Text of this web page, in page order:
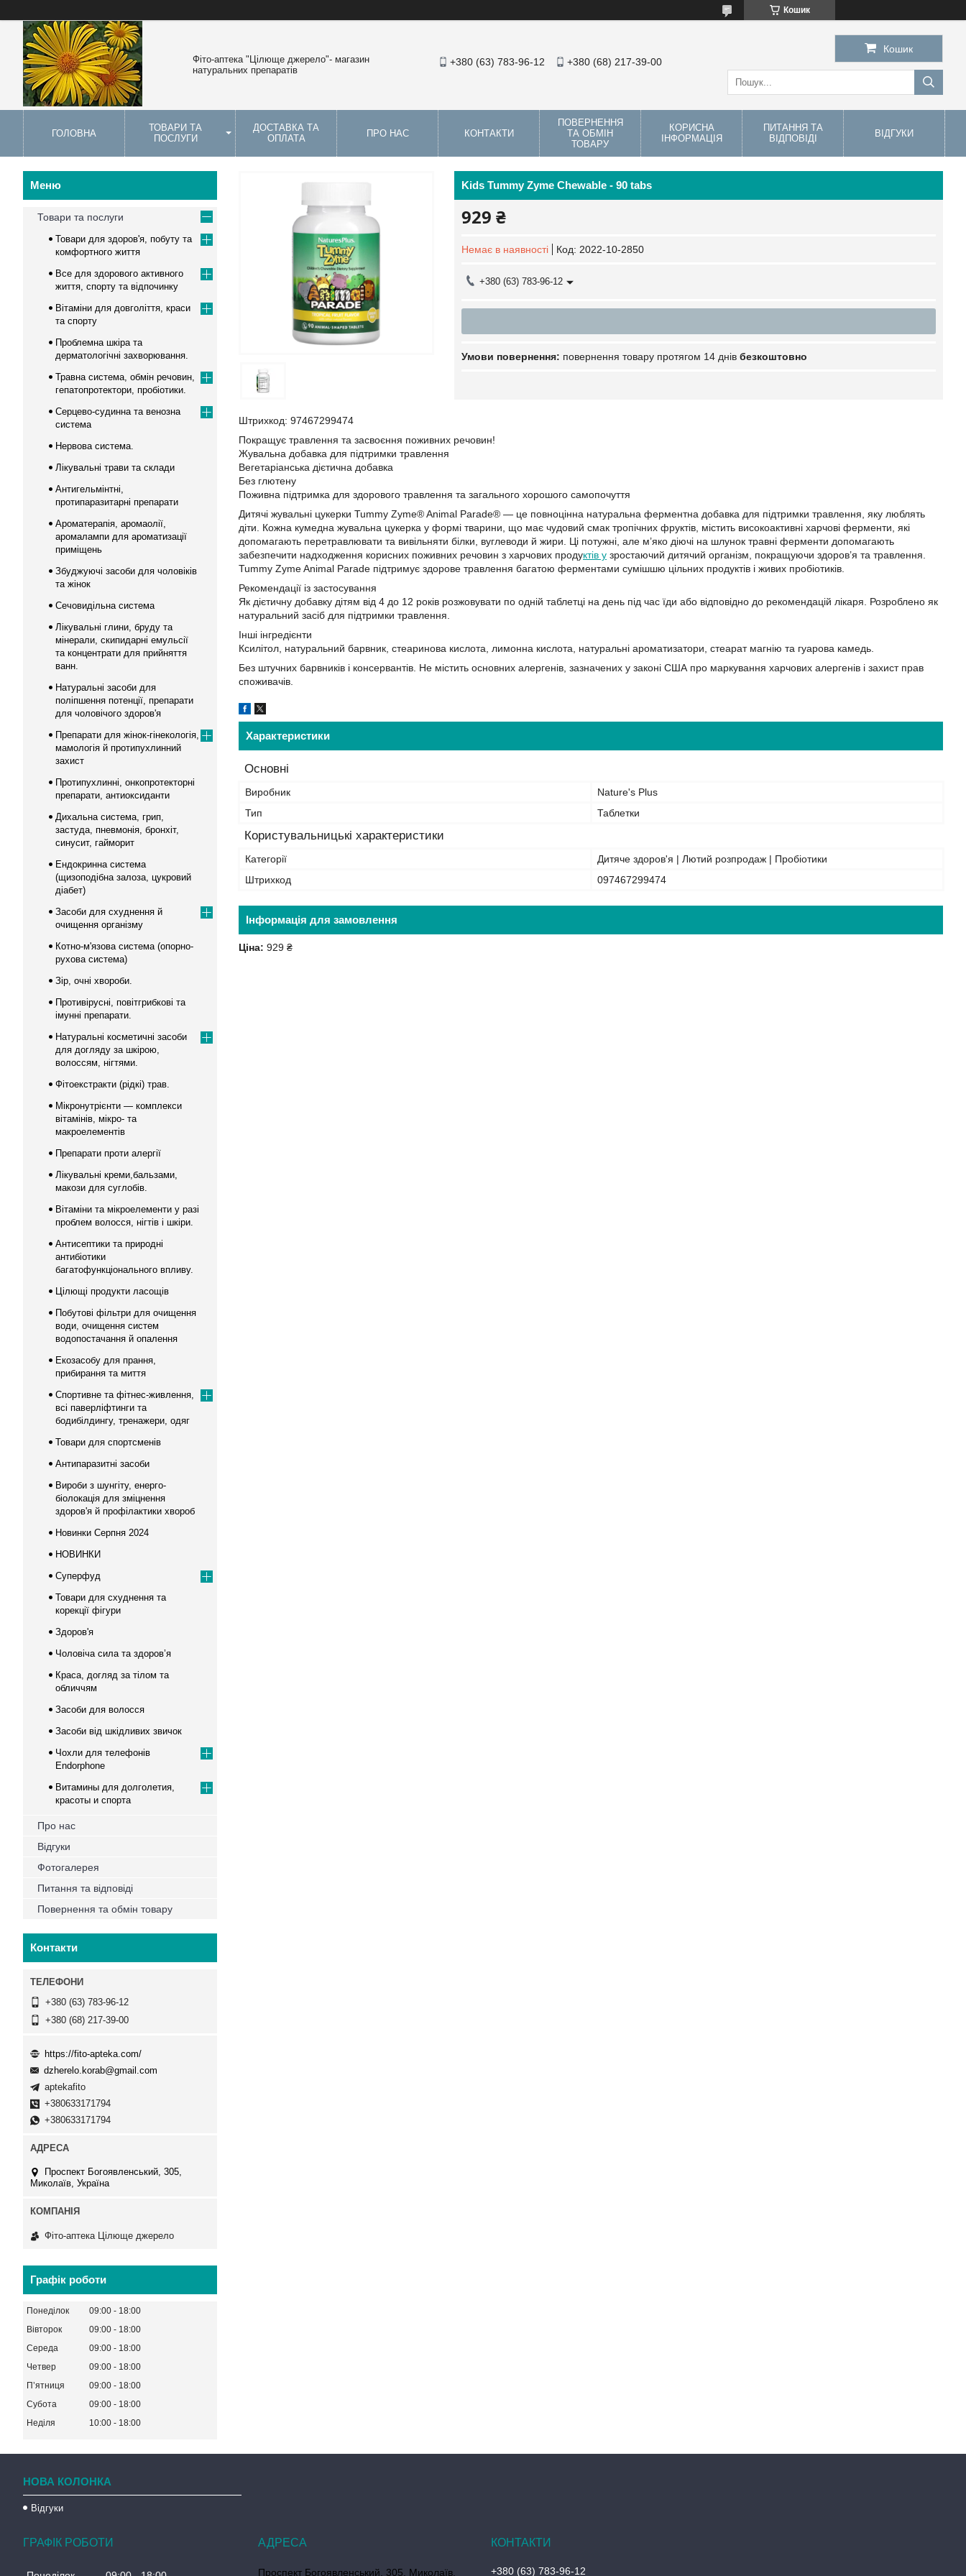
Кошик
Фіто-аптека "Цілюще джерело"- магазин
натуральних препаратів
+380 (63) 783-96-12 +380 (68) 217-39-00
Кошик
ГОЛОВНА
ТОВАРИ ТА
ПОСЛУГИ
ДОСТАВКА ТА
ОПЛАТА
ПРО НАС КОНТАКТИ
ПОВЕРНЕННЯ
ТА ОБМІН
ТОВАРУ
КОРИСНА
ІНФОРМАЦІЯ
ПИТАННЯ ТА
ВІДПОВІДІ
ВІДГУКИ
Kids Tummy Zyme Chewable - 90 tabs
929 ₴
Немає в наявності Код: 2022-10-2850
+380 (63) 783-96-12
повернення товару протягом 14 днів безкоштовно
Штрихкод: 97467299474
Покращує травлення та засвоєння поживних речовин!
Жувальна добавка для підтримки травлення
Вегетаріанська дієтична добавка
Без глютену
Поживна підтримка для здорового травлення та загального хорошого самопочуття
Дитячі жувальні цукерки Tummy Zyme® Animal Parade® — це повноцінна натуральна ферментна добавка для підтримки травлення, яку люблять
діти. Кожна кумедна жувальна цукерка у формі тварини, що має чудовий смак тропічних фруктів, містить високоактивні харчові ферменти, які
допомагають перетравлювати та вивільняти білки, вуглеводи й жири. Ці потужні, але м’яко діючі на шлунок травні ферменти допомагають
забезпечити надходження корисних поживних речовин з харчових продуктів у зростаючий дитячий організм, покращуючи здоров’я та травлення.
Tummy Zyme Animal Parade підтримує здорове травлення багатою ферментами сумішшю цільних продуктів і живих пробіотиків.
Рекомендації із застосування
Як дієтичну добавку дітям від 4 до 12 років розжовувати по одній таблетці на день під час їди або відповідно до рекомендацій лікаря. Розроблено як
натуральний засіб для підтримки травлення.
Інші інгредієнти
Ксилітол, натуральний барвник, стеаринова кислота, лимонна кислота, натуральні ароматизатори, стеарат магнію та гуарова камедь.
Без штучних барвників і консервантів. Не містить основних алергенів, зазначених у законі США про маркування харчових алергенів і захист прав
споживачів.
Характеристики
Основні
Виробник
Nature's Plus
Тип
Таблетки
Користувальницькі характеристики
Категорії
Дитяче здоров'я | Лютий розпродаж | Пробіотики
Штрихкод
097467299474
Інформація для замовлення
Ціна: 929 ₴
Товари та послуги
Товари для здоров'я, побуту та
комфортного життя
Все для здорового активного
життя, спорту та відпочинку
Вітаміни для довголіття, краси
та спорту
Проблемна шкіра та
дерматологічні захворювання.
Травна система, обмін речовин,
гепатопротектори, пробіотики.
Серцево-судинна та венозна
система
Нервова система.
Лікувальні трави та склади
Антигельмінтні,
протипаразитарні препарати
Ароматерапія, аромаолії,
аромалампи для ароматизації
приміщень
Збуджуючі засоби для чоловіків
та жінок
Сечовидільна система
Лікувальні глини, бруду та
мінерали, скипидарні емульсії
та концентрати для прийняття
ванн.
Натуральні засоби для
поліпшення потенції, препарати
для чоловічого здоров'я
Препарати для жінок-гінекологія,
мамологія й протипухлинний
захист
Протипухлинні, онкопротекторні
препарати, антиоксиданти
Дихальна система, грип,
застуда, пневмонія, бронхіт,
синусит, гайморит
Ендокринна система
(щизоподібна залоза, цукровий
діабет)
Засоби для схуднення й
очищення організму
Котно-м'язова система (опорно-
рухова система)
Зір, очні хвороби.
Противірусні, повітгрибкові та
імунні препарати.
Натуральні косметичні засоби
для догляду за шкірою,
волоссям, нігтями.
Фітоекстракти (рідкі) трав.
Мікронутрієнти — комплекси
вітамінів, мікро- та
макроелементів
Препарати проти алергії
Лікувальні креми,бальзами,
макози для суглобів.
Вітаміни та мікроелементи у разі
проблем волосся, нігтів і шкіри.
Антисептики та природні
антибіотики
багатофункціонального впливу.
Цілющі продукти ласощів
Побутові фільтри для очищення
води, очищення систем
водопостачання й опалення
Екозасобу для прання,
прибирання та миття
Спортивне та фітнес-живлення,
всі паверліфтинги та
бодибілдингу, тренажери, одяг
Товари для спортсменів
Антипаразитні засоби
Вироби з шунгіту, енерго-
біолокація для зміцнення
здоров'я й профілактики хвороб
Новинки Серпня 2024
НОВИНКИ
Суперфуд
Товари для схуднення та
корекції фігури
Здоров'я
Чоловіча сила та здоров’я
Краса, догляд за тілом та
обличчям
Засоби для волосся
Засоби від шкідливих звичок
Чохли для телефонів
Endorphone
Витамины для долголетия,
красоты и спорта
Про нас
Відгуки
Фотогалерея
Питання та відповіді
Повернення та обмін товару
Контакти
+380 (63) 783-96-12
+380 (68) 217-39-00
https://fito-apteka.com/
dzherelo.korab@gmail.com
aptekafito
+380633171794
+380633171794
Проспект Богоявленський, 305,
Миколаїв, Україна
Фіто-аптека Цілюще джерело
Графік роботи
Понеділок 09:00
18:00
Вівторок
09:00
18:00
Середа
09:00
18:00
Четвер
09:00
18:00
Пʼятниця
09:00
18:00
Субота
09:00
18:00
Неділя
10:00 18:00
НОВА КОЛОНКА
Відгуки
ГРАФІК РОБОТИ
Проспект Богоявленський, 305, Миколаїв, +380 (63) 783-96-12